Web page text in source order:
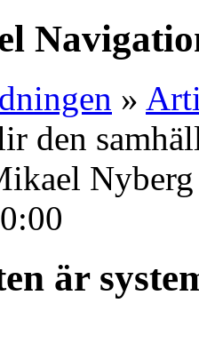
»
den
Nyberg
är